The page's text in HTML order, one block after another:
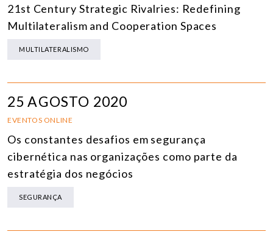
21st Century Strategic Rivalries: Redefining
Multilateralism and Cooperation Spaces
MULTILATERALISMO
25 AGOSTO 2020
EVENTOS ONLINE
Os constantes desafios em segurança
cibernética nas organizações como parte da
estratégia dos negócios
SEGURANÇA